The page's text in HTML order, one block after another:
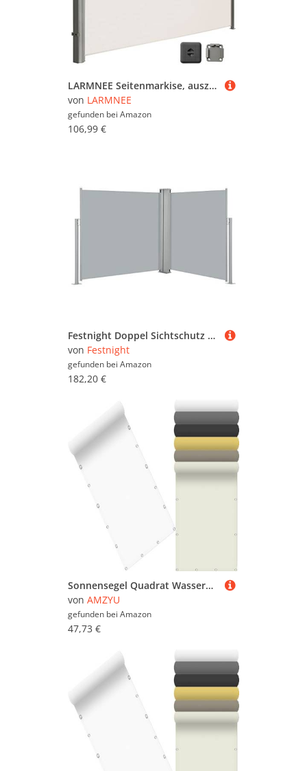
LARMNEE Seitenmarkise, ausziehbar, 190 x 300 cm, Sichtschutz, Sonnenschutz, Blickdicht, Seitenrollo, für Balkon, Terrasse, Garten, Beige EBE193BP02
von LARMNEE
gefunden bei Amazon
106,99 €
Festnight Doppel Sichtschutz Garten 120x600 cm Seitenmarkise Ausziehbar Sonnenschutz Doppelseitenmarkise Windschutz Terrasse Sichtschutz Doppelmarkise Balkon Seitenwand Außen Anthrazit
von Festnight
gefunden bei Amazon
182,20 €
Sonnensegel Quadrat Wasserdicht 135 x 460 cm Seitenmarkise Schattierungsnetz Rechteckig UV Schutz Windschutz mit Kostenlosem Seil für Balkon Terrasse Garten, Weiß
von AMZYU
gefunden bei Amazon
47,73 €